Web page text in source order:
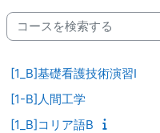
コースを検索する
[1_B]基礎看護技術演習Ⅰ
[1-B]人間工学
[1_B]コリア語B